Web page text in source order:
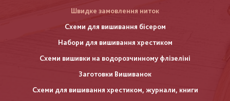
Швидке замовлення ниток
Схеми для вишивання бісером
Набори для вишивання хрестиком
Схеми вишивки на водорозчинному флізеліні
Заготовки Вишиванок
Схеми для вишивання хрестиком, журнали, книги